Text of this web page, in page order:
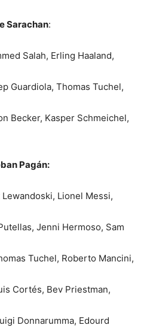
Sarachan:
Salah, Erling Haaland,
Guardiola, Thomas Tuchel,
Becker, Kasper Schmeichel,
Pagán:
Lewandoski, Lionel Messi,
Jenni Hermoso, Sam
Tuchel, Roberto Mancini,
Cortés, Bev Priestman,
Donnarumma, Edourd